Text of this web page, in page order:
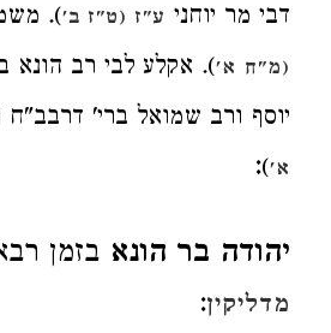
דבי מר יוחני ע"ז (ט"ז ב').
(מ"ח א'). אקלע לבי רב הונא
יוסף ורב שמואל ברי' דרבב"ח
א')
:
יהודה בר הונא בזמן
מדליקין: